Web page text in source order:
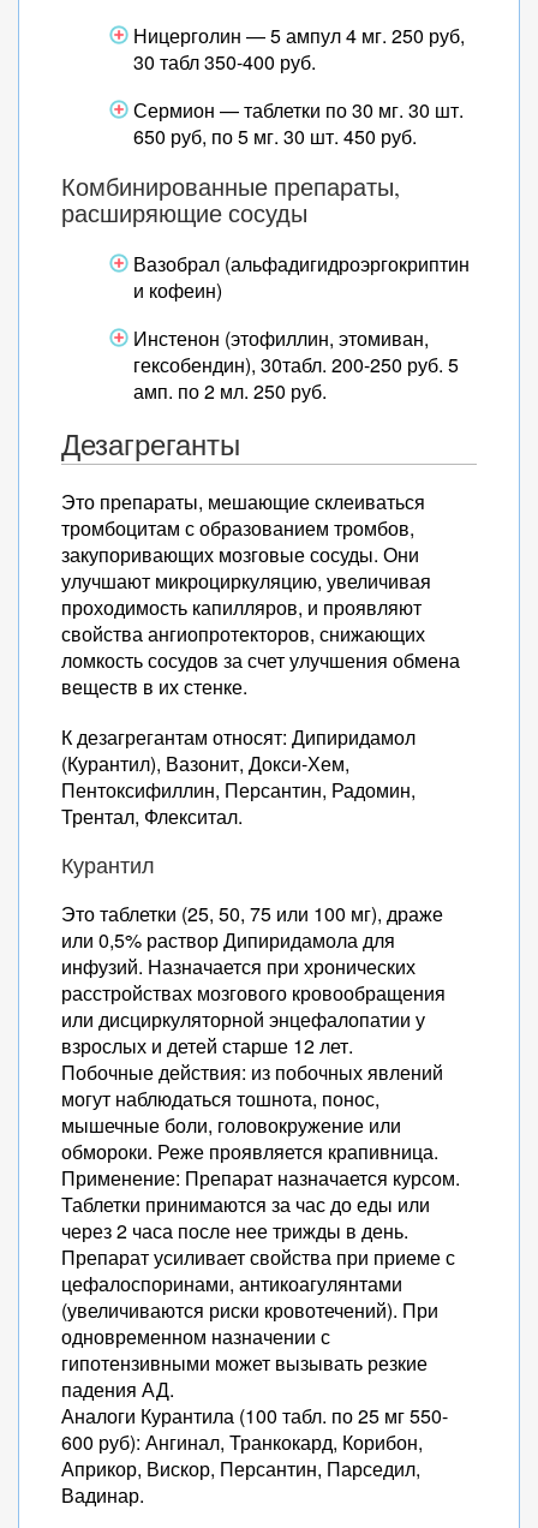
Ницерголин — 5 ампул 4 мг. 250 руб,
30 табл 350-400 руб.
Сермион — таблетки по 30 мг. 30 шт.
650 руб, по 5 мг. 30 шт. 450 руб.
Комбинированные препараты,
расширяющие сосуды
Вазобрал (альфадигидроэргокриптин
и кофеин)
Инстенон (этофиллин, этомиван,
гексобендин), 30табл. 200-250 руб. 5
амп. по 2 мл. 250 руб.
Дезагреганты
Это препараты, мешающие склеиваться
тромбоцитам с образованием тромбов,
закупоривающих мозговые сосуды. Они
улучшают микроциркуляцию, увеличивая
проходимость капилляров, и проявляют
свойства ангиопротекторов, снижающих
ломкость сосудов за счет улучшения обмена
веществ в их стенке.
К дезагрегантам относят: Дипиридамол
(Курантил), Вазонит, Докси-Хем,
Пентоксифиллин, Персантин, Радомин,
Трентал, Флекситал.
Курантил
Это таблетки (25, 50, 75 или 100 мг), драже
или 0,5% раствор Дипиридамола для
инфузий. Назначается при хронических
расстройствах мозгового кровообращения
или дисциркуляторной энцефалопатии у
взрослых и детей старше 12 лет.
Побочные действия: из побочных явлений
могут наблюдаться тошнота, понос,
мышечные боли, головокружение или
обмороки. Реже проявляется крапивница.
Применение: Препарат назначается курсом.
Таблетки принимаются за час до еды или
через 2 часа после нее трижды в день.
Препарат усиливает свойства при приеме с
цефалоспоринами, антикоагулянтами
(увеличиваются риски кровотечений). При
одновременном назначении с
гипотензивными может вызывать резкие
падения АД.
Аналоги Курантила (100 табл. по 25 мг 550-
600 руб): Ангинал, Транкокард, Корибон,
Априкор, Вискор, Персантин, Парседил,
Вадинар.